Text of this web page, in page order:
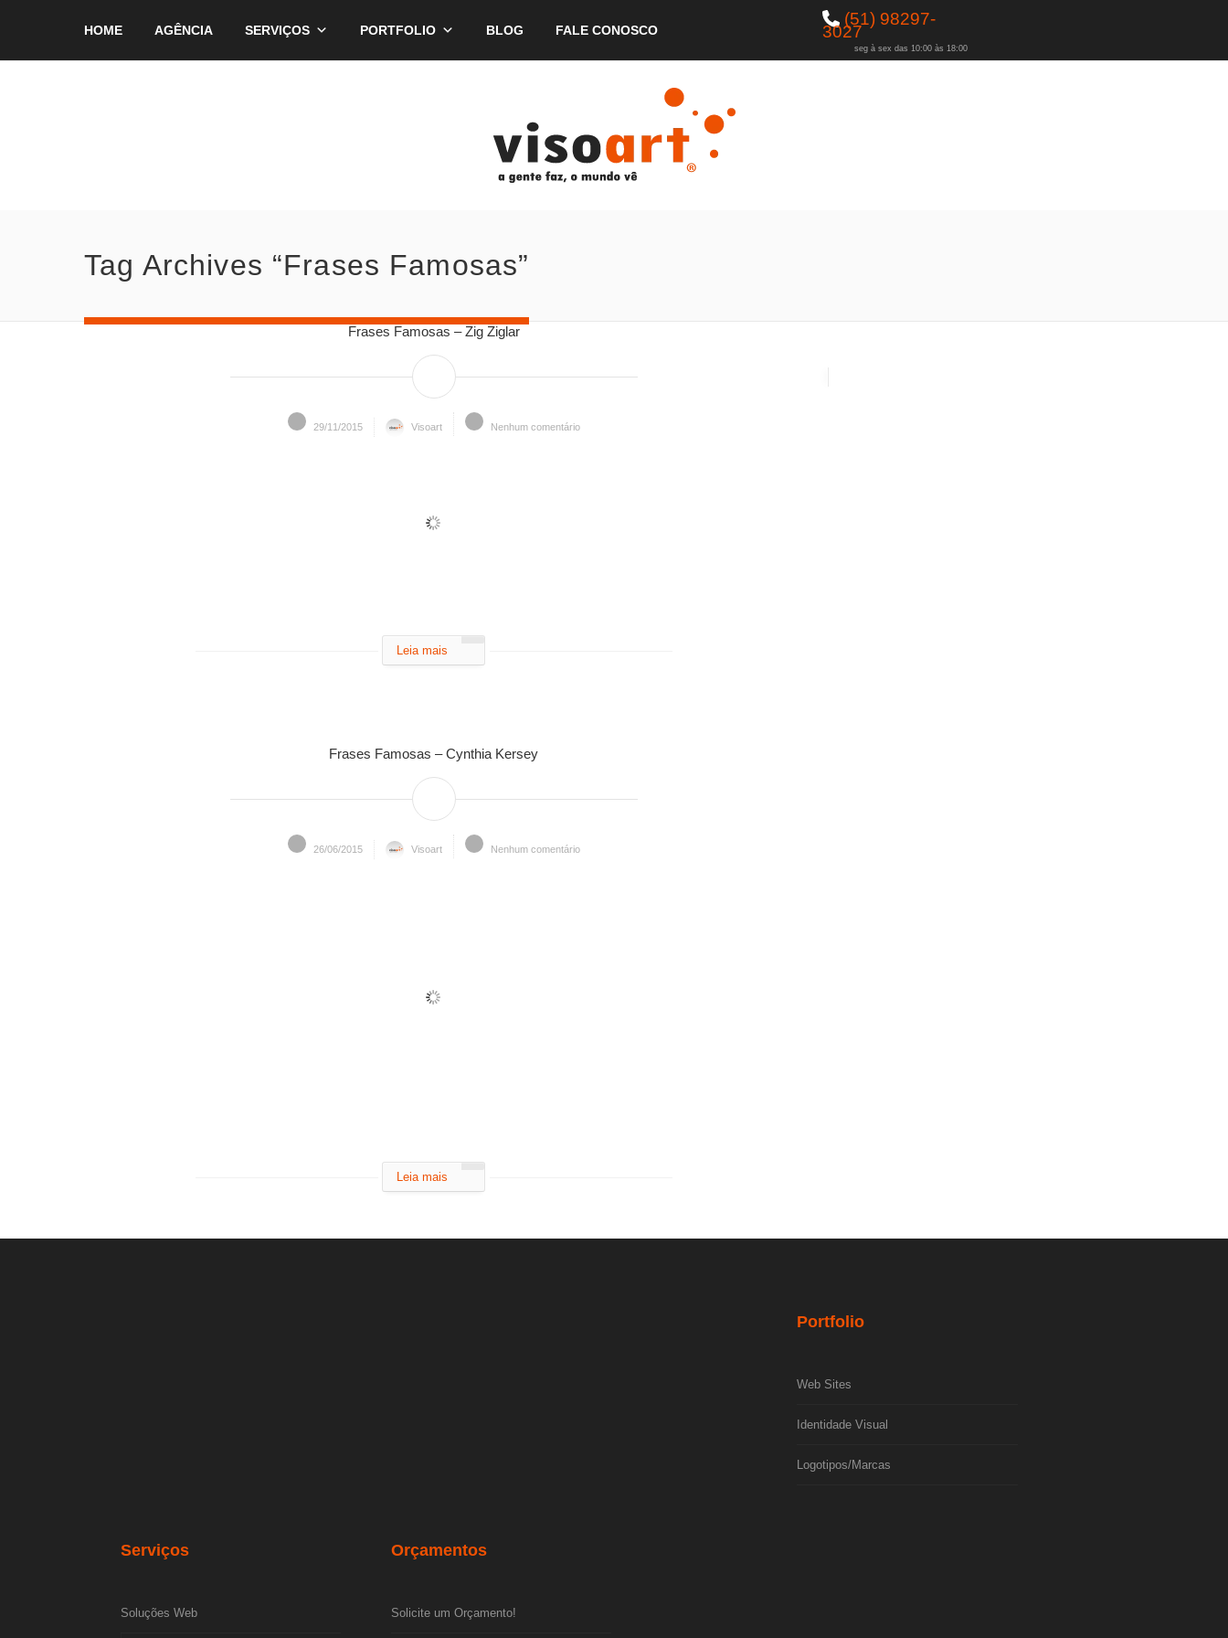
HOME AGÊNCIA SERVIÇOS PORTFOLIO BLOG FALE CONOSCO
(51) 98297-
3027
seg à sex das 10:00 às 18:00
Tag Archives “Frases Famosas”
Frases Famosas – Zig Ziglar
29/11/2015 Visoart Nenhum comentário
Leia mais
Frases Famosas – Cynthia Kersey
26/06/2015 Visoart Nenhum comentário
Leia mais
Portfolio
Web Sites
Identidade Visual
Logotipos/Marcas
Serviços
Soluções Web
Orçamentos
Solicite um Orçamento!